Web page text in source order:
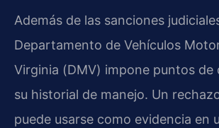
Además de las sanciones
Departamento de Vehículos
Virginia (DMV) impone puntos de
su historial de manejo. Un
puede usarse como evidencia en